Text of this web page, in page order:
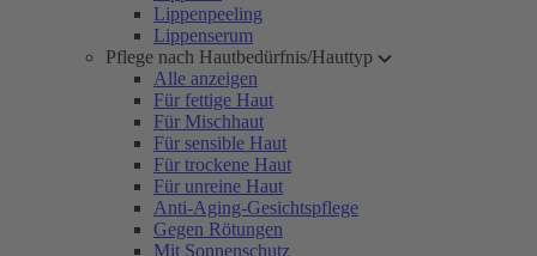
Lippenpeeling
Lippenserum
Pflege nach Hautbedürfnis/Hauttyp
Alle anzeigen
Für fettige Haut
Für Mischhaut
Für sensible Haut
Für trockene Haut
Für unreine Haut
Anti-Aging-Gesichtspflege
Gegen Rötungen
Mit Sonnenschutz